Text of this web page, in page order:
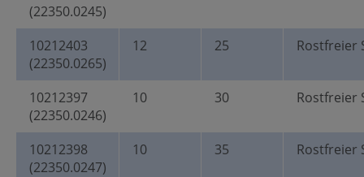
(22350.0245)
10212403
(22350.0265)
12 25 Rostfreier
10212397
(22350.0246)
10 30 Rostfreier
10212398
(22350.0247)
10 35 Rostfreier